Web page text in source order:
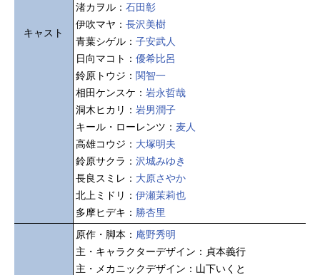
キャスト
渚カヲル： 石田彰
伊吹マヤ： 長沢美樹
青葉シゲル： 子安武人
日向マコト： 優希比呂
鈴原トウジ： 関智一
相田ケンスケ： 岩永哲哉
洞木ヒカリ： 岩男潤子
キール・ローレンツ： 麦人
高雄コウジ： 大塚明夫
鈴原サクラ： 沢城みゆき
長良スミレ： 大原さやか
北上ミドリ： 伊瀬茉莉也
多摩ヒデキ： 勝杏里
原作・脚本： 庵野秀明
主・キャラクターデザイン：貞本義行
主・メカニックデザイン：山下いくと